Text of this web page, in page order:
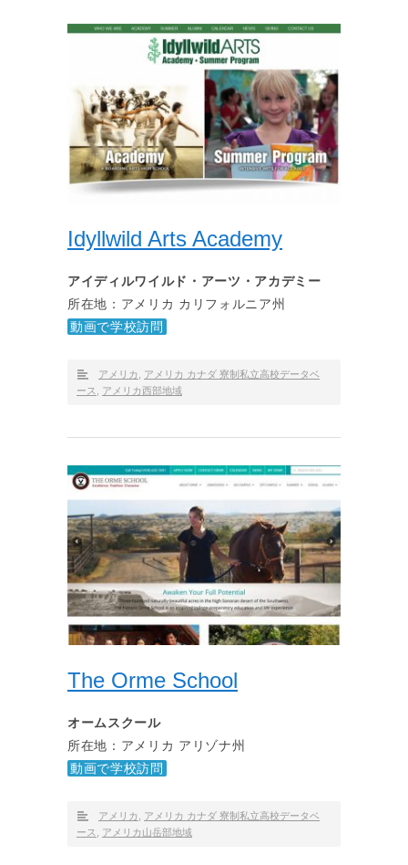
Idyllwild Arts Academy
アイディルワイルド・アーツ・アカデミー
所在地：アメリカ カリフォルニア州
動画で学校訪問
アメリカ
アメリカ カナダ 寮制私立高校データベ
ース
アメリカ西部地域
The Orme School
オームスクール
所在地：アメリカ アリゾナ州
動画で学校訪問
アメリカ
アメリカ カナダ 寮制私立高校データベ
ース
アメリカ山岳部地域